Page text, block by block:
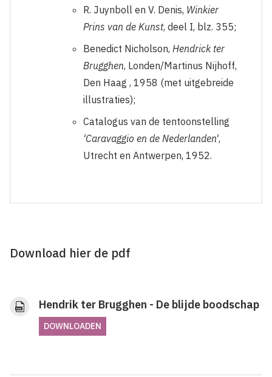
R. Juynboll en V. Denis, Winkier
Prins van de Kunst, deel I, blz. 355;
Benedict Nicholson, Hendrick ter
Brugghen, Londen/Martinus Nijhoff,
Den Haag , 1958 (met uitgebreide
illustraties);
Catalogus van de tentoonstelling
'Caravaggio en de Nederlanden',
Utrecht en Antwerpen, 1952.
Download hier de pdf
Hendrik ter Brugghen - De blijde boodschap
DOWNLOADEN